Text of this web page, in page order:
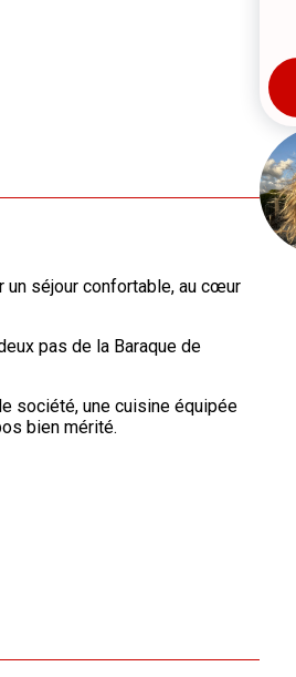
un séjour confortable, au cœur
pas de la Baraque de
société, une cuisine équipée
bien mérité.
en plein air ou simplement
oeufs du matin !